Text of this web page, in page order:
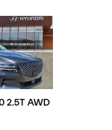
2.5T AWD